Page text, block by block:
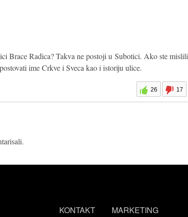
Brace Radica? Takva ne postoji u Subotici. Ako ste mislili
ime Crkve i Sveca kao i istoriju ulice.
26 17
KONTAKT MARKETING